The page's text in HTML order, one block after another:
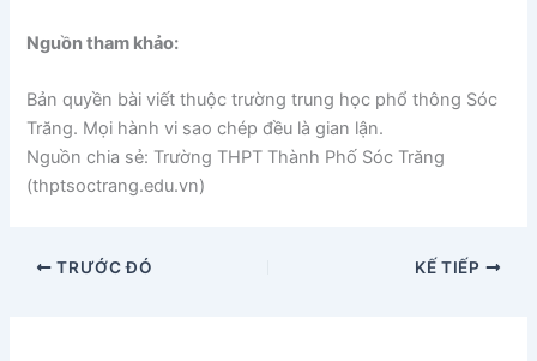
Nguồn tham khảo:
Bản quyền bài viết thuộc trường trung học phổ thông Sóc
Trăng. Mọi hành vi sao chép đều là gian lận.
Nguồn chia sẻ: Trường THPT Thành Phố Sóc Trăng
(thptsoctrang.edu.vn)
TRƯỚC ĐÓ KẾ TIẾP